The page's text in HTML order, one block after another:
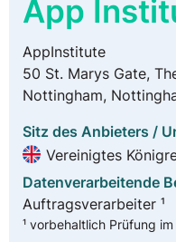
App
AppInstitute
50 St. Marys Gate,
Nottingham,
Sitz des Anbieters /
Vereinigtes
Datenverarbeitende
Auftragsverarbeiter ¹
¹ vorbehaltlich Prüfung